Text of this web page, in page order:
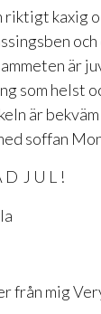
riktigt kaxig
är
som helst
är
soffan
D J U L !
från mig